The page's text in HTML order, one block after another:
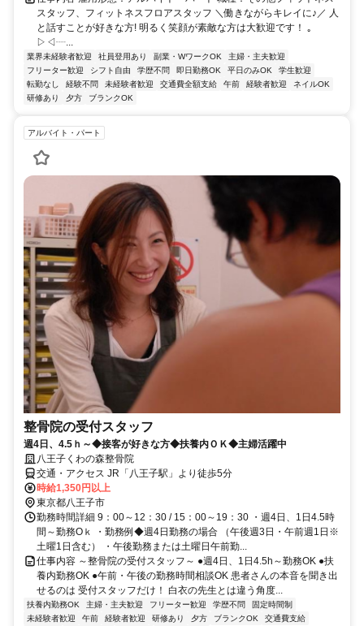
スタッフ、フィットネスフロアスタッフ ＼働きながらキレイに♪／ 人
と話すことが好きな方! 明るく笑顔が素敵な方は大歓迎です！ ｡
▷◁┈...
業界未経験者歓迎 社員登用あり 副業・WワークOK
主婦・主夫歓迎
フリーター歓迎
シフト自由 学歴不問 即日勤務OK 平日のみOK
学生歓迎
転勤なし
経験不問 未経験者歓迎 交通費全額支給 午前 経験者歓迎
ネイルOK
研修あり
夕方 ブランクOK
アルバイト・パート
整骨院の受付スタッフ
週4日、4.5ｈ～◆接客が好きな方◆扶養内ＯＫ◆主婦活躍中
八王子くわの森整骨院
交通・アクセス JR「八王子駅」より徒歩5分
時給1,350円以上
東京都八王子市
勤務時間詳細 9：00～12：30 / 15：00～19：30 ・週4日、1日4.5時
間～勤務Oｋ ・勤務例◆週4日勤務の場合 （午後週3日・午前週1日※
土曜1日含む） ・午後勤務または土曜日午前勤...
仕事内容 ～整骨院の受付スタッフ～ ●週4日、1日4.5h～勤務OK ●扶
養内勤務OK ●午前・午後の勤務時間相談OK 患者さんの本音を聞き出
せるのは 受付スタッフだけ！ 白衣の先生とは違う角度...
扶養内勤務OK 主婦・主夫歓迎 フリーター歓迎 学歴不問
固定時間制
未経験者歓迎
午前 経験者歓迎 研修あり 夕方 ブランクOK
交通費支給